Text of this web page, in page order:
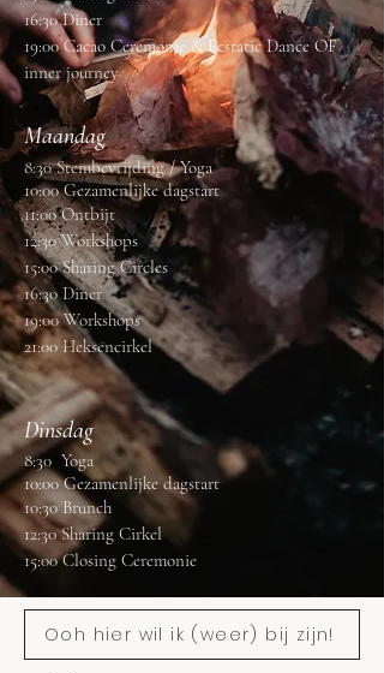
16:30 Diner
19:00 Cacao Ceremonie & Ecstatic Dance OF
inner journey
Maandag
8:30 Stembevrijding / Yoga
10:00 Gezamenlijke dagstart
11:00 Ontbijt
12:30 Workshops
15:00 Sharing Circles
16:30 Diner
19:00 Workshops
21:00 Heksencirkel
Dinsdag
8:30 Yoga
10:00 Gezamenlijke dagstart
10:30 Brunch
12:30 Sharing Cirkel
15:00 Closing Ceremonie
Ooh hier wil ik (weer) bij zijn!